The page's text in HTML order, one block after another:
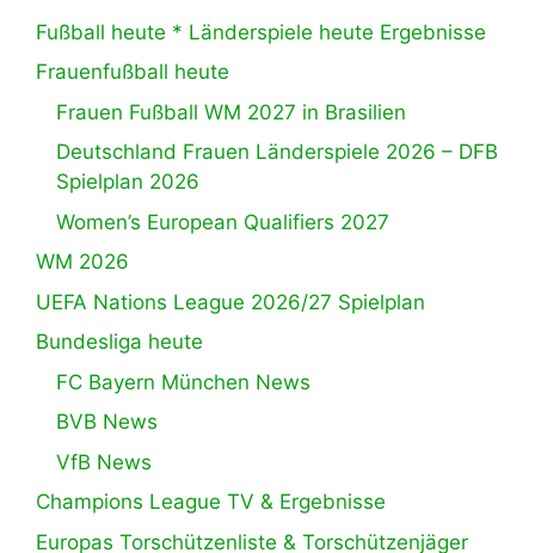
Fußball heute * Länderspiele heute Ergebnisse
Frauenfußball heute
Frauen Fußball WM 2027 in Brasilien
Deutschland Frauen Länderspiele 2026 – DFB
Spielplan 2026
Women’s European Qualifiers 2027
WM 2026
UEFA Nations League 2026/27 Spielplan
Bundesliga heute
FC Bayern München News
BVB News
VfB News
Champions League TV & Ergebnisse
Europas Torschützenliste & Torschützenjäger